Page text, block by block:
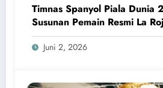
Timnas Spanyol Piala Dunia
Susunan Pemain Resmi La
Wakil Real Madrid
Juni 2, 2026